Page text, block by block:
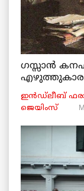
ഗസ്സാൻ
ഇൻഡ്ലീബ്
ജെയിംസ്